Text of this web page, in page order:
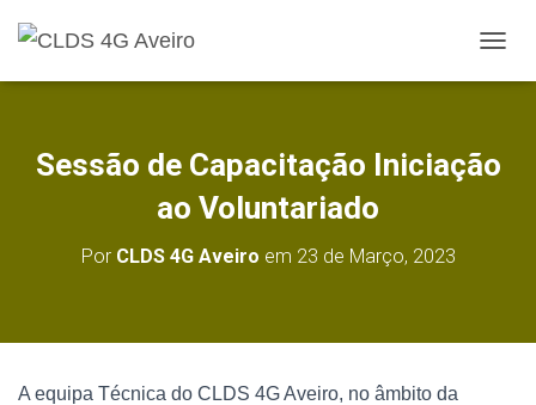
L
N
Sessão de Capacitação Iniciação
ao Voluntariado
Por CLDS 4G Aveiro em 23 de Março, 2023
A equipa Técnica do CLDS 4G Aveiro, no âmbito da